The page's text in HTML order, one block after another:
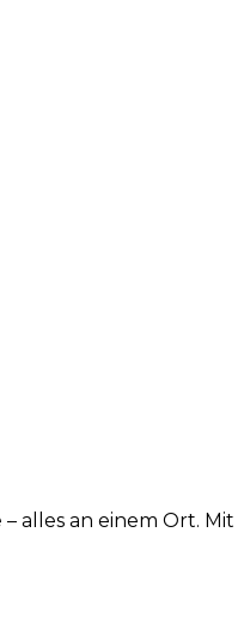
alles an einem Ort. Mit